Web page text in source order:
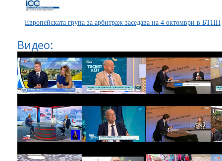
Европейската група за арбитраж заседава на 4 октомври в БТПП
Видео: